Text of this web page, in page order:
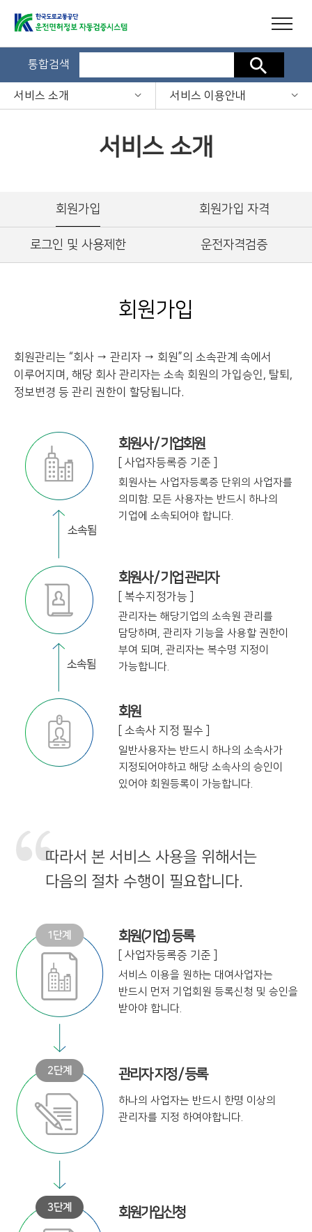
통합검색 검색
서비스 소개 서비스 이용안내
서비스 소개
회원가입 회원가입 자격
로그인 및 사용제한 운전자격검증
회원가입
회원관리는 “회사 → 관리자 → 회원”의 소속관계 속에서
이루어지며, 해당 회사 관리자는 소속 회원의 가입승인, 탈퇴,
정보변경 등 관리 권한이 할당됩니다.
회원사 / 기업회원
[ 사업자등록증 기준 ]
회원사는 사업자등록증 단위의 사업자를
의미함. 모든 사용자는 반드시 하나의
기업에 소속되어야 합니다.
회원사 / 기업 관리자
[ 복수지정가능 ]
관리자는 해당기업의 소속원 관리를
담당하며, 관리자 기능을 사용할 권한이
부여 되며, 관리자는 복수명 지정이
가능합니다.
회원
[ 소속사 지정 필수 ]
일반사용자는 반드시 하나의 소속사가
지정되어야하고 해당 소속사의 승인이
있어야 회원등록이 가능합니다.
따라서 본 서비스 사용을 위해서는
다음의 절차 수행이 필요합니다.
회원(기업) 등록
[ 사업자등록증 기준 ]
서비스 이용을 원하는 대여사업자는
반드시 먼저 기업회원 등록신청 및 승인을
받아야 합니다.
관리자 지정 / 등록
하나의 사업자는 반드시 한명 이상의
관리자를 지정 하여야합니다.
회원가입신청